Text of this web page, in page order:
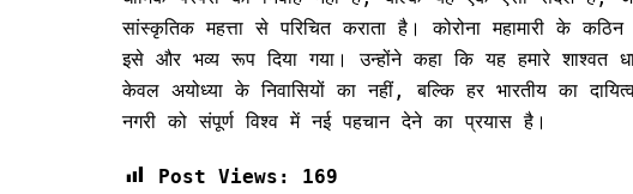
सांस्कृतिक महत्ता से परिचित कराता है। कोरोना महामारी के
इसे और भव्य रूप दिया गया। उन्होंने कहा कि यह हमारे शाश्वत
केवल अयोध्या के निवासियों का नहीं, बल्कि हर भारतीय का
नगरी को संपूर्ण विश्व में नई पहचान देने का प्रयास है।
Post Views: 169